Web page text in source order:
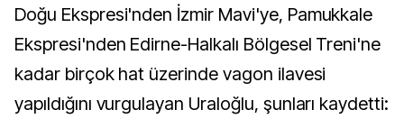
Doğu Ekspresi'nden İzmir Mavi'ye, Pamukkale
Ekspresi'nden Edirne-Halkalı Bölgesel Treni'ne
kadar birçok hat üzerinde vagon ilavesi
yapıldığını vurgulayan Uraloğlu, şunları kaydetti: